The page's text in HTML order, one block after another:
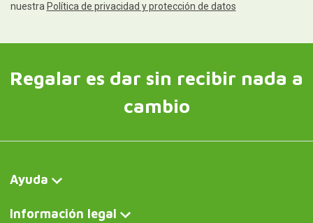
nuestra Política de privacidad y protección de datos
Regalar es dar sin recibir nada a
cambio
Ayuda
Información legal